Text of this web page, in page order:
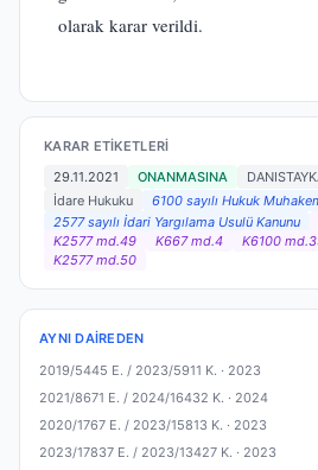
olarak karar verildi.
KARAR ETIKETLERI
29.11.2021
ONANMASINA
İdare Hukuku
6100 sayılı Hukuk
2577 sayılı İdari Yargılama Usulü Kanunu
K2577 md.49
K667 md.4 K6100
K2577 md.50
AYNI DAIREDEN
2019/5445 E. / 2023/5911 K. · 2023
2021/8671 E. / 2024/16432 K. · 2024
2020/1767 E. / 2023/15813 K. · 2023
2023/17837 E. / 2023/13427 K. · 2023